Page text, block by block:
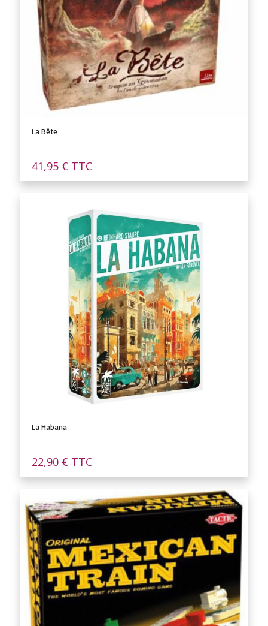
La Bête
41,95 € TTC
La Habana
22,90 € TTC